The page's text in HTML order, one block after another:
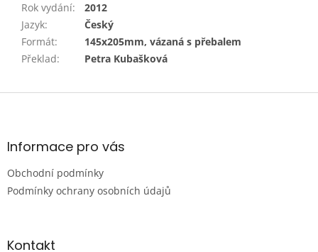
Rok vydání:
2012
Jazyk:
Český
Formát:
145x205mm, vázaná s přebalem
Překlad: Petra Kubašková
Z
aInformace pro vás
Obchodní podmínky
Podmínky ochrany osobních údajů
Kontakt